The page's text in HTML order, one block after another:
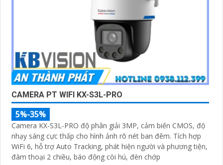
CAMERA PT WIFI KX-S3L-PRO
5%-35%
Camera KX-S3L-PRO độ phân giải 3MP, cảm biến CMOS, độ
nhạy sáng cực thấp cho hình ảnh rõ nét ban đêm. Tích hợp
WiFi 6, hỗ trợ Auto Tracking, phát hiện người và phương tiện,
đàm thoại 2 chiều, báo động còi hú, đèn chớp